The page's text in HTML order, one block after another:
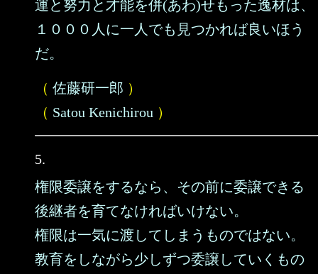
運と努力と才能を併(あわ)せもった逸材は、
１０００人に一人でも見つかれば良いほう
だ。
（ 佐藤研一郎 ）
（ Satou Kenichirou ）
5.
権限委譲をするなら、その前に委譲できる
後継者を育てなければいけない。
権限は一気に渡してしまうものではない。
教育をしながら少しずつ委譲していくもの